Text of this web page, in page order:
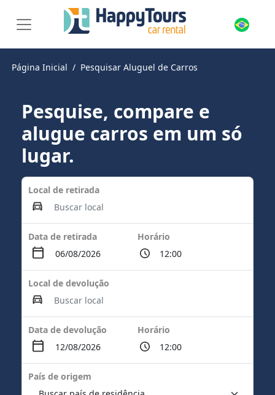
Página Inicial Pesquisar Aluguel de Carros
Pesquise, compare e
alugue carros em um só
lugar.
Local de retirada
Data de retirada Horário
Local de devolução
Data de devolução Horário
País de origem